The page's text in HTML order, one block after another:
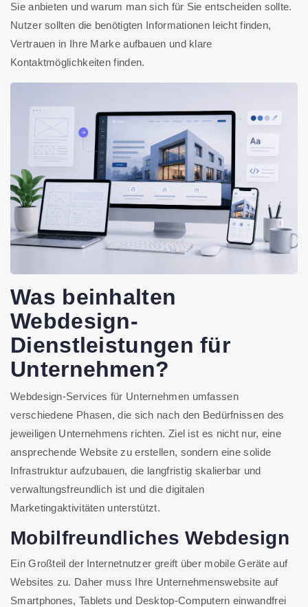
Sie anbieten und warum man sich für Sie entscheiden sollte.
Nutzer sollten die benötigten Informationen leicht finden,
Vertrauen in Ihre Marke aufbauen und klare
Kontaktmöglichkeiten finden.
Was beinhalten
Webdesign-
Dienstleistungen für
Unternehmen?
Webdesign-Services für Unternehmen umfassen
verschiedene Phasen, die sich nach den Bedürfnissen des
jeweiligen Unternehmens richten. Ziel ist es nicht nur, eine
ansprechende Website zu erstellen, sondern eine solide
Infrastruktur aufzubauen, die langfristig skalierbar und
verwaltungsfreundlich ist und die digitalen
Marketingaktivitäten unterstützt.
Mobilfreundliches Webdesign
Ein Großteil der Internetnutzer greift über mobile Geräte auf
Websites zu. Daher muss Ihre Unternehmenswebsite auf
Smartphones, Tablets und Desktop-Computern einwandfrei